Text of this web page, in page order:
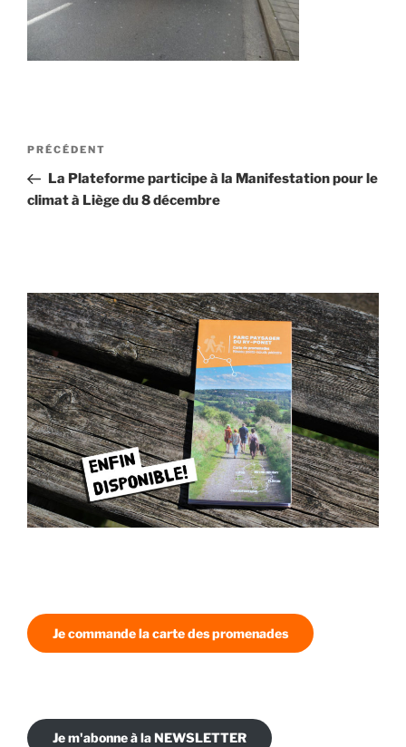
Navigation
l’article
Article
précédent
PRÉCÉDENT
La Plateforme participe à la Manifestation pour le
climat à Liège du 8 décembre
Je commande la carte des promenades
Je m'abonne à la NEWSLETTER